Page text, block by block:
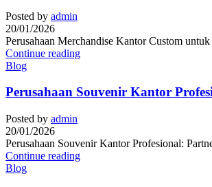
Posted by admin
20/01/2026
Perusahaan Merchandise Kantor Custom
Continue reading
Blog
Perusahaan Souvenir Kantor
Posted by admin
20/01/2026
Perusahaan Souvenir Kantor Profesional:
Continue reading
Blog